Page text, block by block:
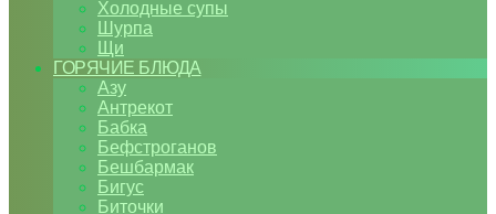
Холодные супы
Шурпа
Щи
ГОРЯЧИЕ БЛЮДА
Азу
Антрекот
Бабка
Бефстроганов
Бешбармак
Бигус
Биточки